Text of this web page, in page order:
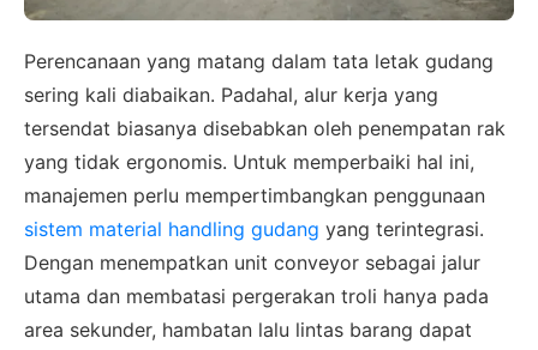
Perencanaan yang matang dalam tata letak gudang
sering kali diabaikan. Padahal, alur kerja yang
tersendat biasanya disebabkan oleh penempatan rak
yang tidak ergonomis. Untuk memperbaiki hal ini,
manajemen perlu mempertimbangkan penggunaan
sistem material handling gudang yang terintegrasi.
Dengan menempatkan unit conveyor sebagai jalur
utama dan membatasi pergerakan troli hanya pada
area sekunder, hambatan lalu lintas barang dapat